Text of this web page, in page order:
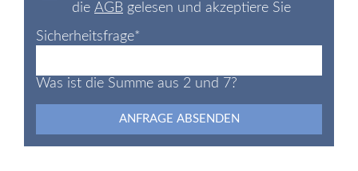
die AGB gelesen und akzeptiere Sie
Sicherheitsfrage*
Was ist die Summe aus 2 und 7?
ANFRAGE ABSENDEN